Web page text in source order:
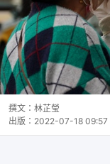
撰文： 林芷瑩
出版： 2022-07-18 09:57